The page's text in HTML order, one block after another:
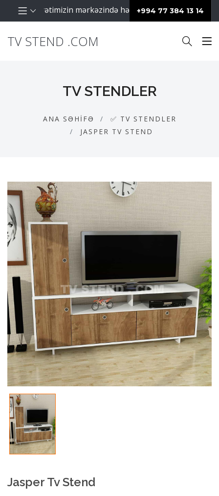
fəaliyyətimizin mərkəzində hər zaman müştərilərimiz
+994 77 384 13 14
TV STEND .COM
TV STENDLER
ANA SƏHIFƏ
✅ TV STENDLER
JASPER TV STEND
Jasper Tv Stend